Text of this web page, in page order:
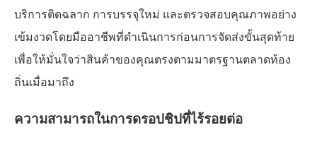
บริการติดฉลาก การบรรจุใหม่ และตรวจสอบคุณภาพอย่าง
เข้มงวดโดยมืออาชีพที่ดำเนินการก่อนการจัดส่งขั้นสุดท้าย
เพื่อให้มั่นใจว่าสินค้าของคุณตรงตามมาตรฐานตลาดท้อง
ถิ่นเมื่อมาถึง
ความสามารถในการดรอปชิปที่ไร้รอยต่อ